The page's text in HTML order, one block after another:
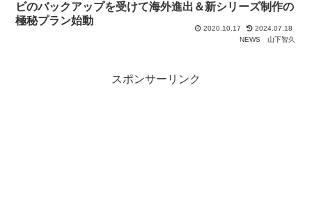
ビのバックアップを受けて海外進出＆新シリーズ制作の
極秘プラン始動
2020.10.17
2024.07.18
NEWS
山下智久
スポンサーリンク